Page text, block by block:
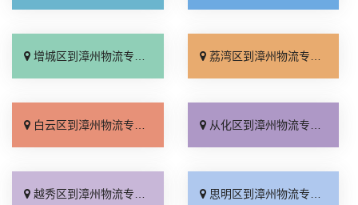
增城区到漳州物流专线_专线快运「物流拼车」 荔湾区到漳州物流专线_多少一方「计费标准」
白云区到漳州物流专线_收费标准「门到门接送」 从化区到漳州物流专线_无需中转「直达特快专线」
越秀区到漳州物流专线_急你所需「全程无虑」 思明区到漳州物流专线_专业调车「直发全境」